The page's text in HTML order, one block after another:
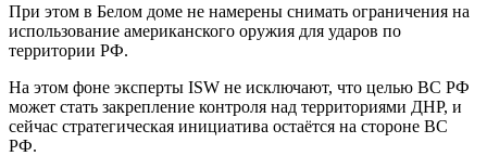
При этом в Белом доме не намерены снимать ограничения на
использование американского оружия для ударов по
территории РФ.
На этом фоне эксперты ISW не исключают, что целью ВС РФ
может стать закрепление контроля над территориями ДНР, и
сейчас стратегическая инициатива остаётся на стороне ВС
РФ.